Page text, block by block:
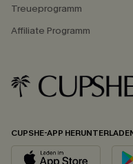
Treueprogramm
Affiliate Programm
CUPSHE-APP